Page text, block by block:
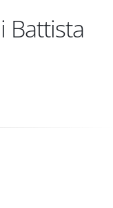
Battista